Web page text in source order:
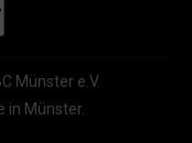
Münster e.V.
in Münster.